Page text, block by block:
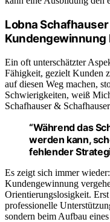
Lobna
Kundengewinnung
Ein oft unterschätzter
Fähigkeit, gezielt Kunden
auf diesen Weg machen,
Schwierigkeiten, weiß
Schafhauser &
“Während das
werden kann,
fehlender
Es zeigt sich immer
Kundengewinnung
Orientierungslosigkeit.
professionelle
sondern beim Aufbau